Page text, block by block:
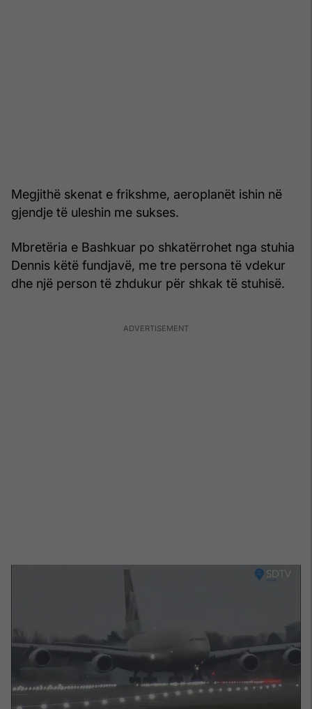
Megjithë skenat e frikshme, aeroplanët ishin në
gjendje të uleshin me sukses.
Mbretëria e Bashkuar po shkatërrohet nga stuhia
Dennis këtë fundjavë, me tre persona të vdekur
dhe një person të zhdukur për shkak të stuhisë.